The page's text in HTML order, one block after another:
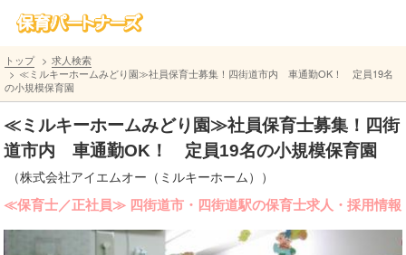
トップ
求人検索
≪ミルキーホームみどり園≫社員保育士募集！四街道市内 車通勤OK！ 定員19名
の小規模保育園
≪ミルキーホームみどり園≫社員保育士募集！四街
道市内 車通勤OK！ 定員19名の小規模保育園
（株式会社アイエムオー（ミルキーホーム））
≪保育士／正社員≫ 四街道市・四街道駅の保育士求人・採用情報